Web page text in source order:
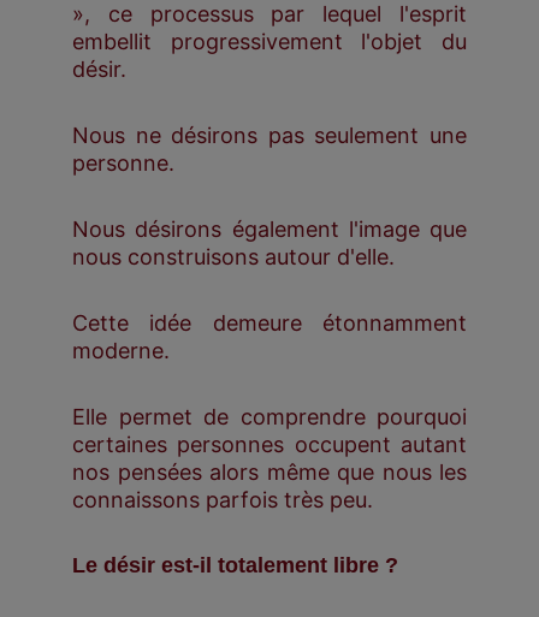
», ce processus par lequel l'esprit
embellit progressivement l'objet du
désir.
Nous ne désirons pas seulement une
personne.
Nous désirons également l'image que
nous construisons autour d'elle.
Cette idée demeure étonnamment
moderne.
Elle permet de comprendre pourquoi
certaines personnes occupent autant
nos pensées alors même que nous les
connaissons parfois très peu.
Le désir est-il totalement libre ?